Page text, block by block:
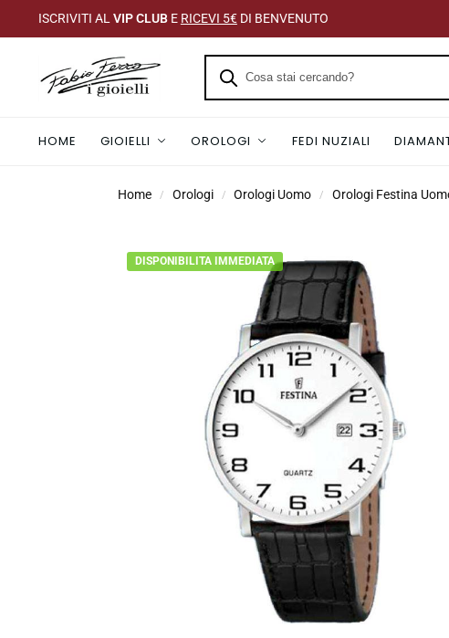
ISCRIVITI AL VIP CLUBE RICEVI 5€DI BENVENUTO
HOME GIOIELLI OROLOGI FEDI NUZIALI
Home / Orologi / Orologi Uomo / Orologi Festina
DISPONIBILITA IMMEDIATA